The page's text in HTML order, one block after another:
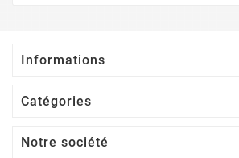
Informations
Catégories
Notre société